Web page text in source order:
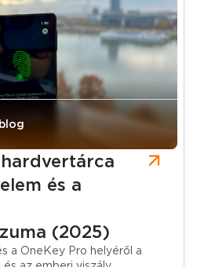
és a
(2025)
a OneKey Pro helyéről a